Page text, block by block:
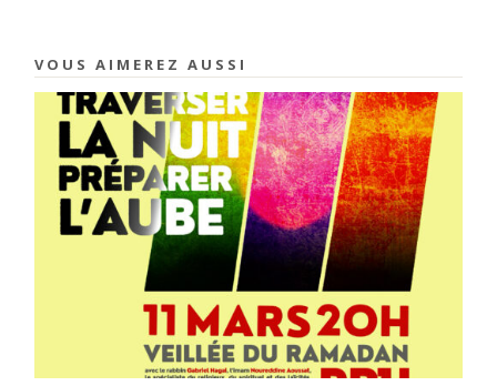
VOUS AIMEREZ AUSSI